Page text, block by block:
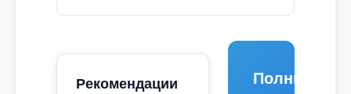
Рекомендации
Полный